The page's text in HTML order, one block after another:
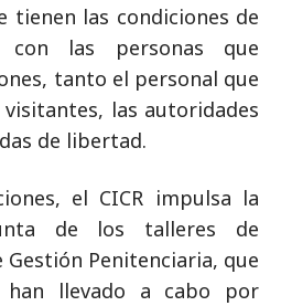
tienen las condiciones de
con las personas que
tanto el personal que
las autoridades
de libertad.
el CICR impulsa la
de los talleres de
Penitenciaria, que
llevado a cabo por